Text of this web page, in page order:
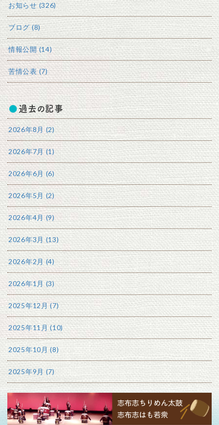
お知らせ (326)
ブログ (8)
情報公開 (14)
苦情公表 (7)
過去の記事
2026年8月 (2)
2026年7月 (1)
2026年6月 (6)
2026年5月 (2)
2026年4月 (9)
2026年3月 (13)
2026年2月 (4)
2026年1月 (3)
2025年12月 (7)
2025年11月 (10)
2025年10月 (8)
2025年9月 (7)